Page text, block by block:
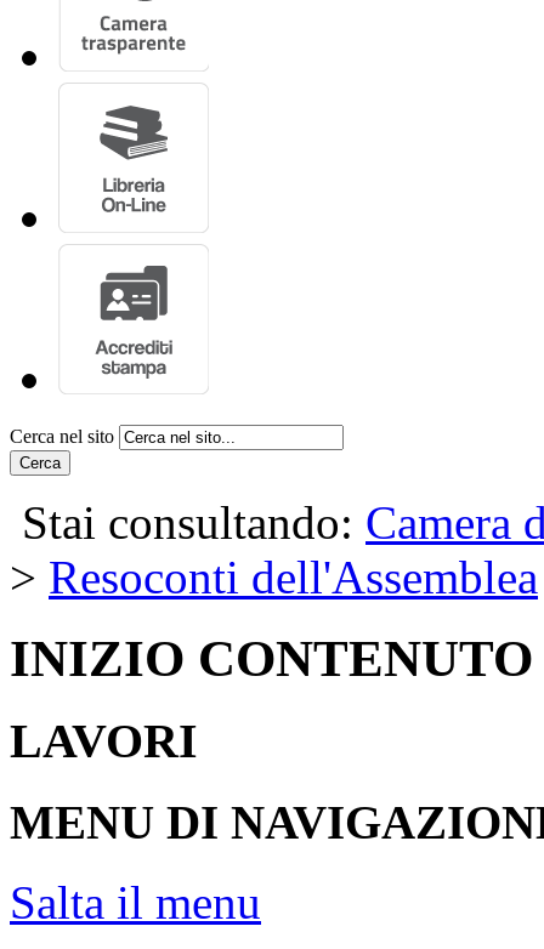
Cerca nel sito
Cerca
Stai consultando: Camera
> Resoconti dell'Assemblea
INIZIO CONTENUTO
LAVORI
MENU DI
Salta il menu